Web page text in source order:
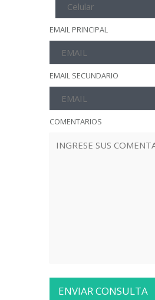
EMAIL PRINCIPAL
EMAIL SECUNDARIO
COMENTARIOS